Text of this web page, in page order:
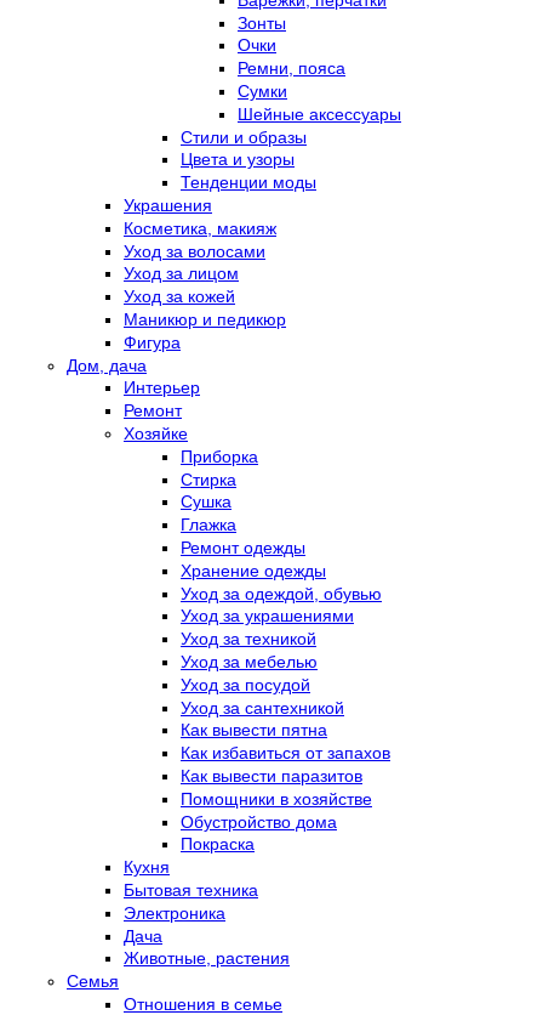
Зонты
Очки
Ремни, пояса
Сумки
Шейные аксессуары
Стили и образы
Цвета и узоры
Тенденции моды
Украшения
Косметика, макияж
Уход за волосами
Уход за лицом
Уход за кожей
Маникюр и педикюр
Фигура
Дом, дача
Интерьер
Ремонт
Хозяйке
Приборка
Стирка
Сушка
Глажка
Ремонт одежды
Хранение одежды
Уход за одеждой, обувью
Уход за украшениями
Уход за техникой
Уход за мебелью
Уход за посудой
Уход за сантехникой
Как вывести пятна
Как избавиться от запахов
Как вывести паразитов
Помощники в хозяйстве
Обустройство дома
Покраска
Кухня
Бытовая техника
Электроника
Дача
Животные, растения
Семья
Отношения в семье